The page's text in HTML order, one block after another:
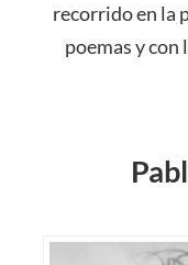
recorrido en la
poemas y con